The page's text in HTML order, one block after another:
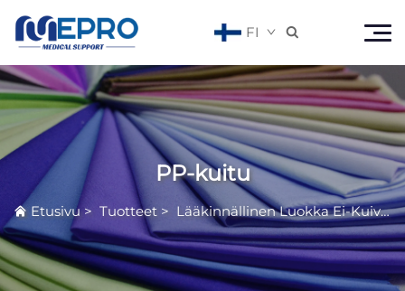
FI 
PP-kuitu
Etusivu> Tuotteet > Lääkinnällinen Luokka Ei-Kuivutettu Materiaali